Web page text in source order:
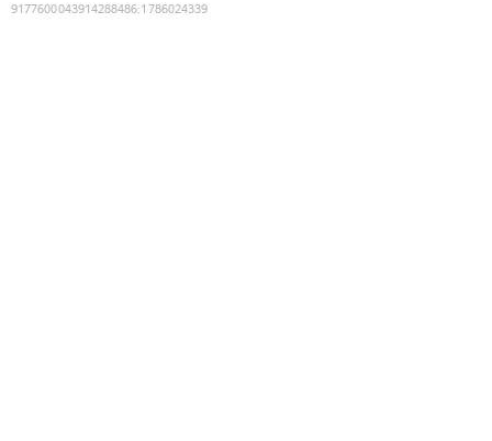
9177600043914288486:1786024339